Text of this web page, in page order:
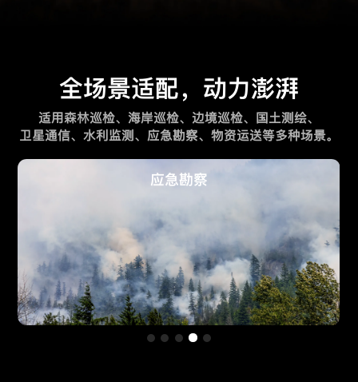
全场景适配，动力澎湃
适用森林巡检、海岸巡检、边境巡检、国土测绘、
卫星通信、水利监测、应急勘察、物资运送等多种场景。
物资运送